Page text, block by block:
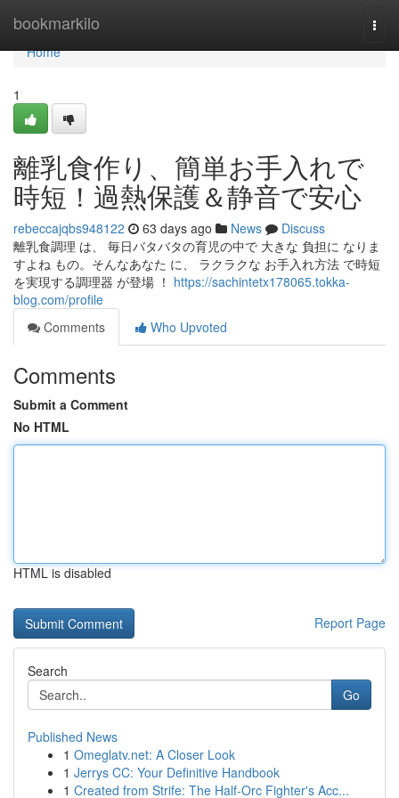
bookmarkilo
Home
Home
1
離乳食作り、簡単お手入れで
時短！過熱保護＆静音で安心
rebeccajqbs948122 63 days ago News
Discuss
離乳食調理 は、 毎日バタバタの育児の中で 大きな 負担に なりま
すよね もの。そんなあなた に、 ラクラクな お手入れ方法 で時短
を実現する調理器 が登場 ！ https://sachintetx178065.tokka-
blog.com/profile
Comments
Who Upvoted
Comments
Submit a Comment
No HTML
HTML is disabled
Report Page
Search
Go
Published News
1 Omeglatv.net: A Closer Look
1 Jerrys CC: Your Definitive Handbook
1 Created from Strife: The Half-Orc Fighter's Acc...